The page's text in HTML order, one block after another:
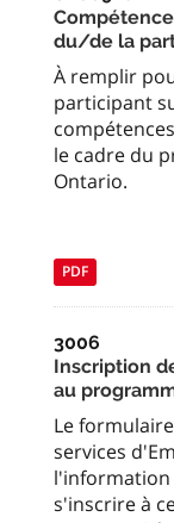
du/de la
À remplir
participant
le cadre du
Ontario.
PDF
3006
Inscription
au
Le
services
l'information
s'inscrire à